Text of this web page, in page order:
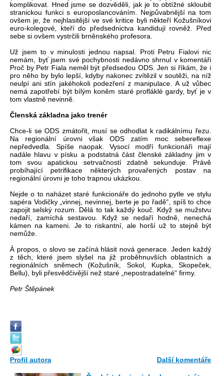
komplikovat. Hned jsme se dozvěděli, jak je to obtížné skloubit
stranickou funkci s europoslancováním. Nejpůvabnější na tom
ovšem je, že nejhlasitější ve své kritice byli někteří Kožušníkovi
euro-kolegové, kteří do předsednictva kandidují rovněž. Před
sebe si ovšem vystrčili brněnského profesora.
Už jsem to v minulosti jednou napsal. Proti Petru Fialovi nic
nemám, byť jsem své pochybnosti nedávno shrnul v komentáři
Proč by Petr Fiala neměl být předsedou ODS. Jen si říkám, že i
pro něho by bylo lepší, kdyby nakonec zvítězil v soutěži, na níž
neulpí ani stín jakéhokoli podezření z manipulace. A už vůbec
nemá zapotřebí být bílým koněm staré profláklé gardy, byť je v
tom vlastně nevinně.
Členská základna jako trenér
Chce-li se ODS zmátořit, musí se odhodlat k radikálnímu řezu.
Na regionální úrovni však ODS zatím moc sebereflexe
nepředvedla. Spíše naopak. Vysocí modří funkcionáři mají
nadále hlavu v písku a podstatná část členské základny jim v
tom svou apatickou setrvačností zdatně sekunduje. Právě
probíhající petrifikace některých provařených postav na
regionální úrovni je toho trapnou ukázkou.
Nejde o to naházet staré funkcionáře do jednoho pytle ve stylu
sapéra Vodičky „vinnej, nevinnej, berte je po řadě“, spíš to chce
zapojit selský rozum. Dělá to tak každý kouč. Když se mužstvu
nedaří, zamíchá sestavou. Když se nedaří hodně, nenechá
kámen na kameni. Je to riskantní, ale horší už to stejně být
nemůže.
À propos, o slovo se začíná hlásit nová generace. Jeden každý
z těch, které jsem slyšel na již proběhnuvších oblastních a
regionálních sněmech (Kožušník, Sokol, Kupka, Skopeček,
Bellu), byli přesvědčivější než staré „nepostradatelné“ firmy.
Petr Štěpánek
Profil autora Další komentáře